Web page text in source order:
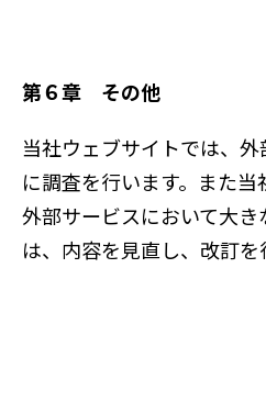
第６章 その他
当社ウェブサイトでは、
に調査を行います。また
外部サービスにおいて大
は、内容を見直し、改訂を